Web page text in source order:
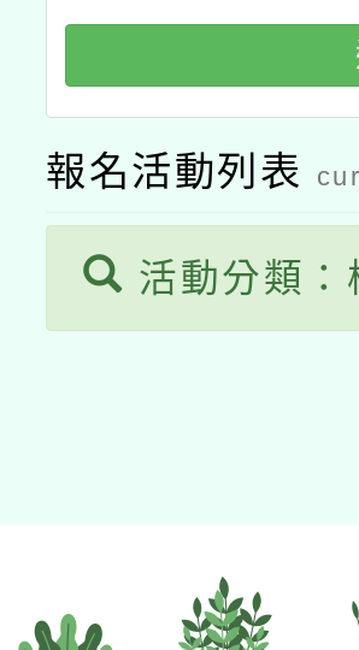
接種對象擴
接種之民眾
月28日止
宣導素材2份
管道加強宣導
報名活動列表
活動分類：